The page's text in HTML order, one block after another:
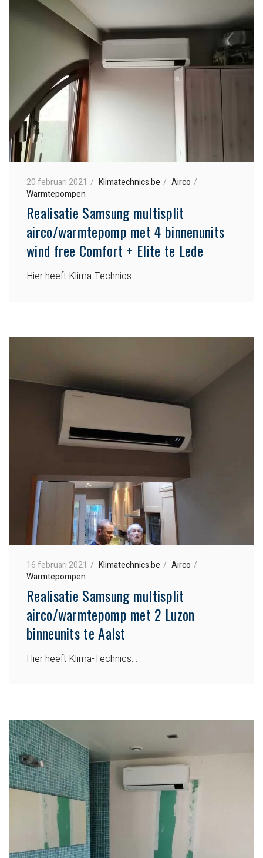
20 februari 2021 Klimatechnics.be
Airco
Warmtepompen
Realisatie Samsung multisplit
airco/warmtepomp met 4 binnenunits
wind free Comfort + Elite te Lede
Hier heeft Klima-Technics…
16 februari 2021 Klimatechnics.be
Airco
Warmtepompen
Realisatie Samsung multisplit
airco/warmtepomp met 2 Luzon
binneunits te Aalst
Hier heeft Klima-Technics…